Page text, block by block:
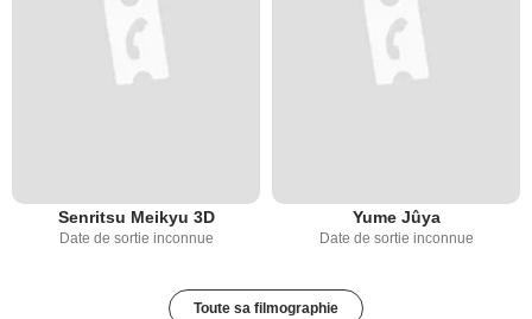
Senritsu Meikyu 3D
Date de sortie inconnue
Yume Jûya
Date de sortie inconnue
Toute sa filmographie